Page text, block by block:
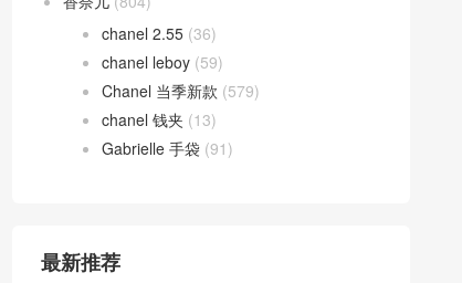
chanel 2.55 (36)
chanel leboy (59)
Chanel 当季新款 (579)
chanel 钱夹 (13)
Gabrielle 手袋 (91)
最新推荐